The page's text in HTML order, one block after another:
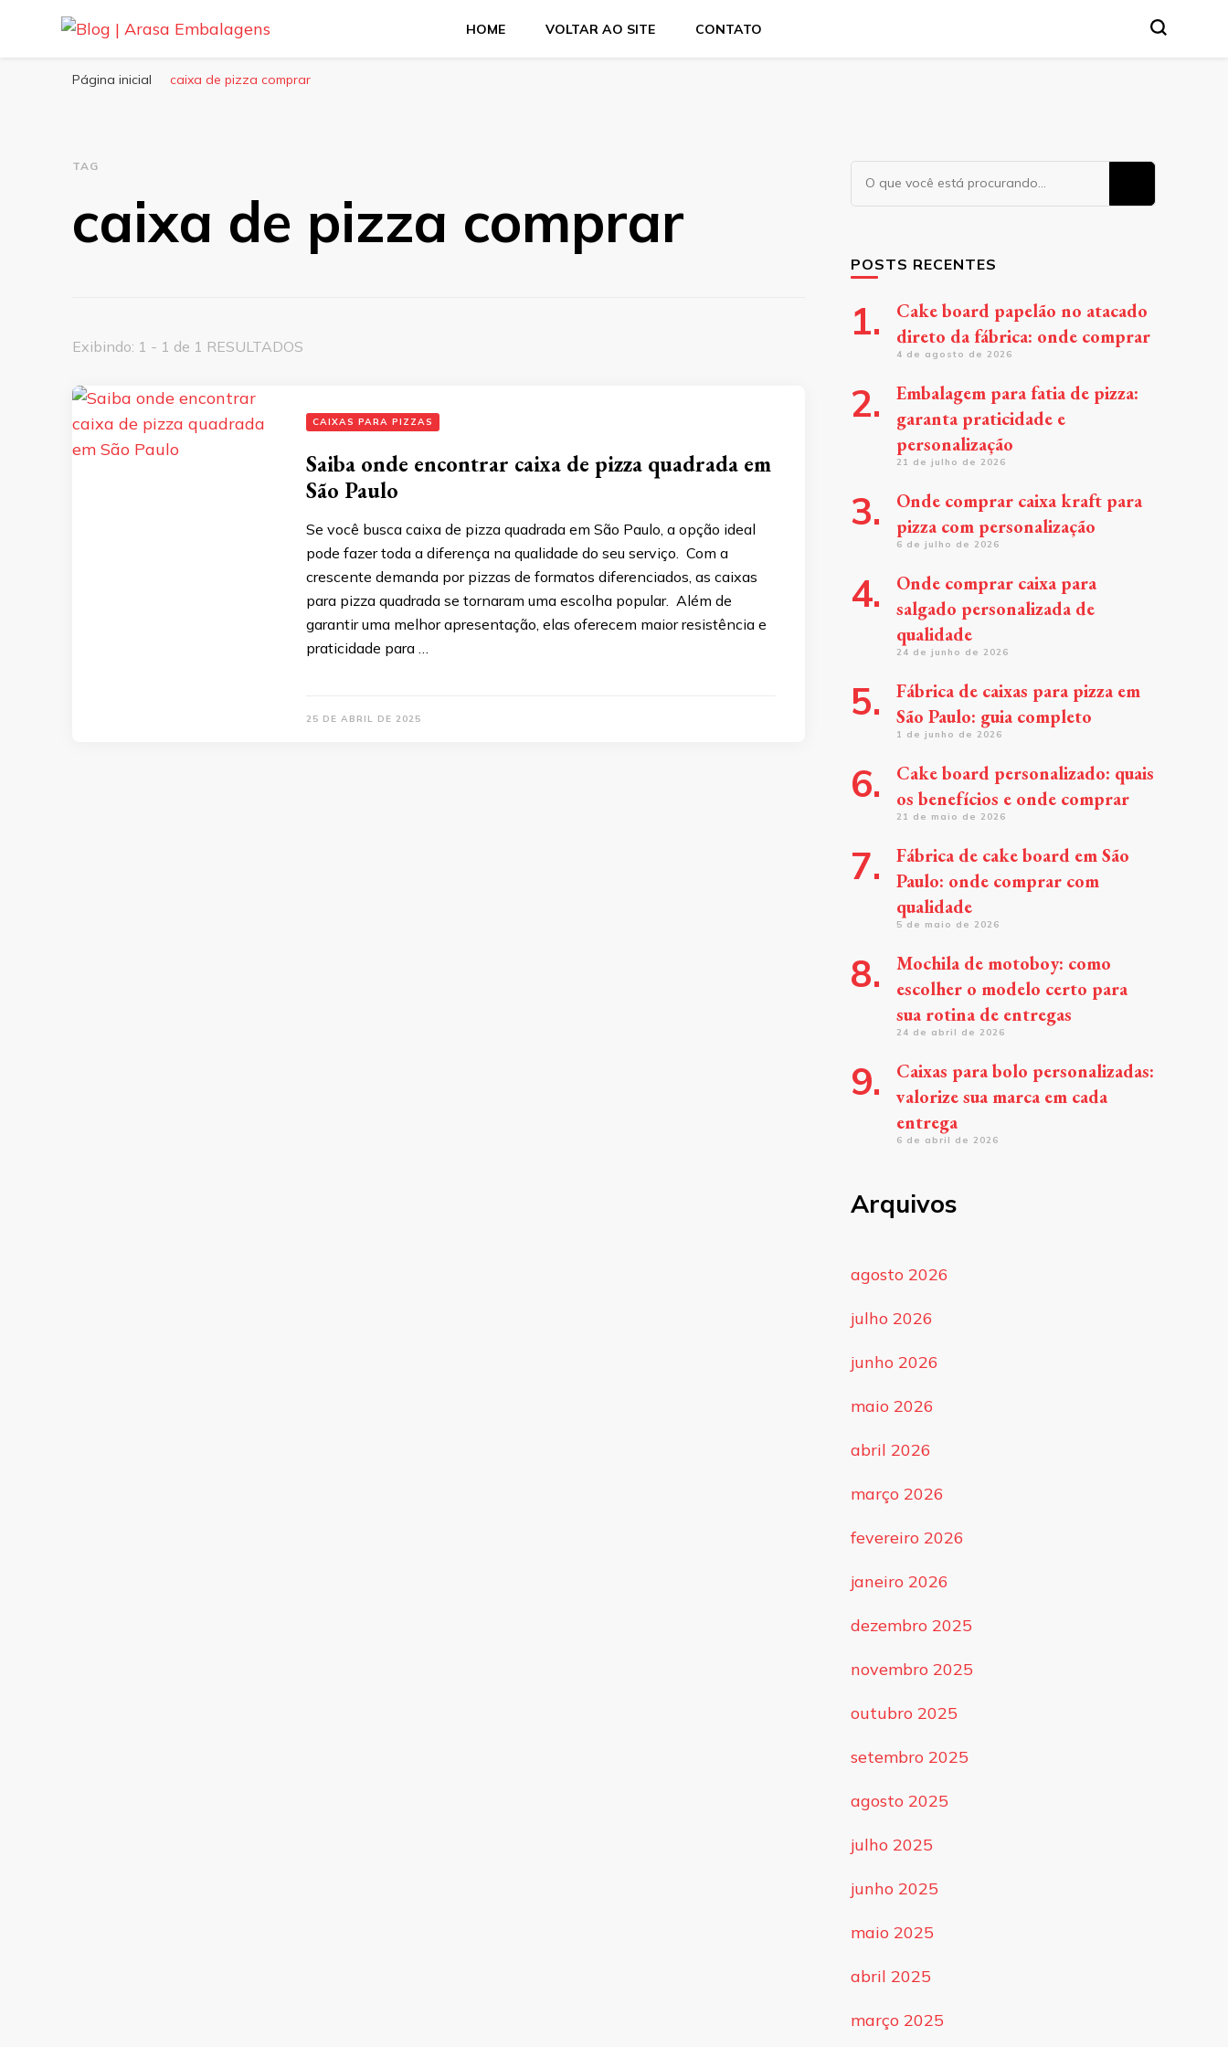
HOME VOLTAR AO SITE CONTATO
Página inicial caixa de pizza comprar
TAG
caixa de pizza comprar
Exibindo: 1 - 1 de 1 RESULTADOS
CAIXAS PARA PIZZAS
Saiba onde encontrar caixa de pizza quadrada em
São Paulo
Se você busca caixa de pizza quadrada em São Paulo, a opção ideal
pode fazer toda a diferença na qualidade do seu serviço. Com a
crescente demanda por pizzas de formatos diferenciados, as caixas
para pizza quadrada se tornaram uma escolha popular. Além de
garantir uma melhor apresentação, elas oferecem maior resistência e
praticidade para …
25 DE ABRIL DE 2025
Procurando
algo?
POSTS RECENTES
Cake board papelão no atacado
direto da fábrica: onde comprar
4 de agosto de 2026
Embalagem para fatia de pizza:
garanta praticidade e
personalização
21 de julho de 2026
Onde comprar caixa kraft para
pizza com personalização
6 de julho de 2026
Onde comprar caixa para
salgado personalizada de
qualidade
24 de junho de 2026
Fábrica de caixas para pizza em
São Paulo: guia completo
1 de junho de 2026
Cake board personalizado: quais
os benefícios e onde comprar
21 de maio de 2026
Fábrica de cake board em São
Paulo: onde comprar com
qualidade
5 de maio de 2026
Mochila de motoboy: como
escolher o modelo certo para
sua rotina de entregas
24 de abril de 2026
Caixas para bolo personalizadas:
valorize sua marca em cada
entrega
6 de abril de 2026
Arquivos
agosto 2026
julho 2026
junho 2026
maio 2026
abril 2026
março 2026
fevereiro 2026
janeiro 2026
dezembro 2025
novembro 2025
outubro 2025
setembro 2025
agosto 2025
julho 2025
junho 2025
maio 2025
abril 2025
março 2025